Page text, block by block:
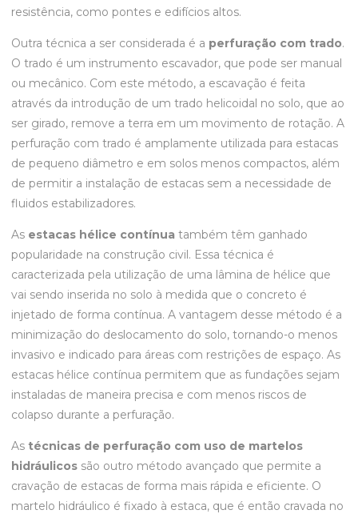
resistência, como pontes e edifícios altos.
Outra técnica a ser considerada é a perfuração com trado.
O trado é um instrumento escavador, que pode ser manual
ou mecânico. Com este método, a escavação é feita
através da introdução de um trado helicoidal no solo, que ao
ser girado, remove a terra em um movimento de rotação. A
perfuração com trado é amplamente utilizada para estacas
de pequeno diâmetro e em solos menos compactos, além
de permitir a instalação de estacas sem a necessidade de
fluidos estabilizadores.
As estacas hélice contínua também têm ganhado
popularidade na construção civil. Essa técnica é
caracterizada pela utilização de uma lâmina de hélice que
vai sendo inserida no solo à medida que o concreto é
injetado de forma contínua. A vantagem desse método é a
minimização do deslocamento do solo, tornando-o menos
invasivo e indicado para áreas com restrições de espaço. As
estacas hélice contínua permitem que as fundações sejam
instaladas de maneira precisa e com menos riscos de
colapso durante a perfuração.
As técnicas de perfuração com uso de martelos
hidráulicos são outro método avançado que permite a
cravação de estacas de forma mais rápida e eficiente. O
martelo hidráulico é fixado à estaca, que é então cravada no